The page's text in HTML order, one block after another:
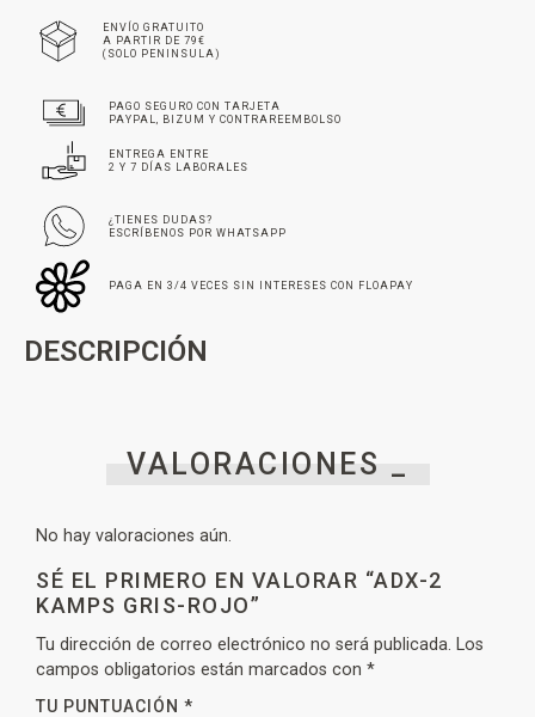
ENVÍO GRATUITO
A PARTIR DE 79€
(SOLO PENINSULA)
PAGO SEGURO CON TARJETA
PAYPAL, BIZUM Y CONTRAREEMBOLSO
ENTREGA ENTRE
2 Y 7 DÍAS LABORALES
¿TIENES DUDAS?
ESCRÍBENOS POR WHATSAPP
PAGA EN 3/4 VECES SIN INTERESES CON FLOAPAY
DESCRIPCIÓN
VALORACIONES _
No hay valoraciones aún.
SÉ EL PRIMERO EN VALORAR “ADX-2
KAMPS GRIS-ROJO”
Tu dirección de correo electrónico no será publicada. Los
campos obligatorios están marcados con *
TU PUNTUACIÓN *